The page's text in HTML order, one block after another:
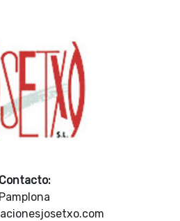
Contacto:
Pamplona